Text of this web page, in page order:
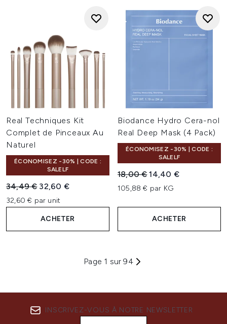
Real Techniques Kit
Complet de Pinceaux Au
Naturel
ÉCONOMISEZ -30% | CODE :
SALELF
Prix de vente :
34,49 € Prix ​​actuel :
32,60 €
32,60 € par unit
ACHETER
Biodance Hydro Cera-nol
Real Deep Mask (4 Pack)
ÉCONOMISEZ -30% | CODE :
SALELF
Prix de vente :
18,00 €Prix ​​actuel :
14,40 €
105,88 € par KG
ACHETER
Page 1 sur 94
INSCRIVEZ-VOUS À NOTRE NEWSLETTER